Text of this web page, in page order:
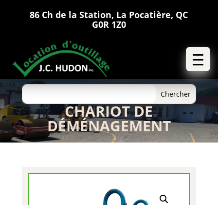
86 Ch de la Station, La Pocatière, QC
G0R 1Z0
CHARIOT DE
DÉMÉNAGEMENT